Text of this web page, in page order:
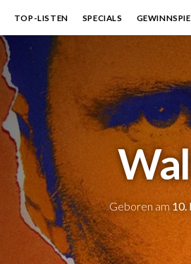
TOP-LISTEN SPECIALS
Geboren am10.